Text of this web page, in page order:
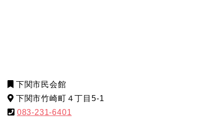
下関市民会館
下関市竹崎町４丁目5-1
083-231-6401